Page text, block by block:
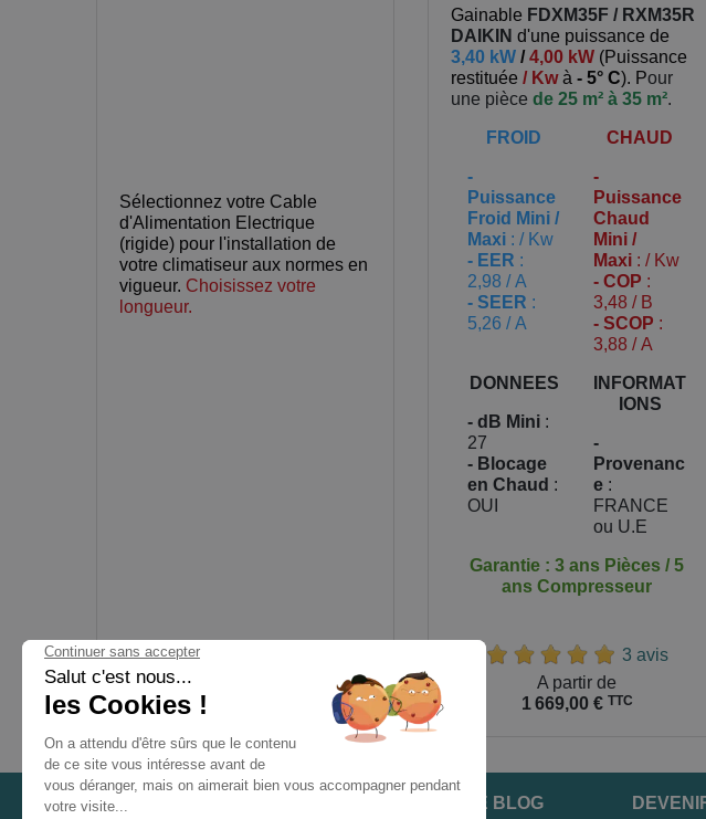
Sélectionnez votre Cable
d'Alimentation Electrique
(rigide) pour l'installation de
votre climatiseur aux normes en
vigueur. Choisissez votre
longueur.
Prix
50,00 €
Gainable FDXM35F / RXM35R
DAIKIN d'une puissance de
3,40 kW /4,00 kW (Puissance
restituée / Kwà - 5° C). Pour
une pièce de 25 m² à 35 m².
FROID
-
Puissance
Froid Mini /
Maxi : / Kw
- EER :
2,98 / A
- SEER :
5,26 / A
CHAUD
-
Puissance
Chaud
Mini /
Maxi : / Kw
- COP :
3,48 / B
- SCOP :
3,88 / A
DONNEES
- dB Mini :
27
- Blocage
en Chaud :
OUI
INFORMAT
IONS
-
Provenanc
e :
FRANCE
ou U.E
Garantie : 3 ans Pièces / 5
ans Compresseur
3 avis
A partir de
1 669,00 € TTC
NOTRE BLOG